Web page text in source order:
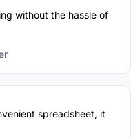
without the hassle of
spreadsheet, it